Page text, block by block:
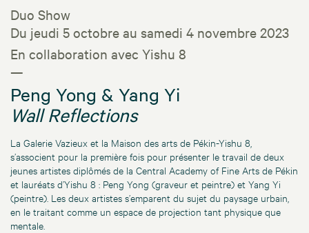
Duo Show
Du jeudi 5 octobre au samedi 4 novembre 2023
En collaboration avec Yishu 8
—
Peng Yong & Yang Yi
Wall Reflections
La Galerie Vazieux et la Maison des arts de Pékin-Yishu 8,
s’associent pour la première fois pour présenter le travail de deux
jeunes artistes diplômés de la Central Academy of Fine Arts de Pékin
et lauréats d’Yishu 8 : Peng Yong (graveur et peintre) et Yang Yi
(peintre). Les deux artistes s’emparent du sujet du paysage urbain,
en le traitant comme un espace de projection tant physique que
mentale.